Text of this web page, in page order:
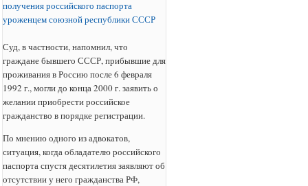
получения российского паспорта
уроженцем союзной республики СССР
Суд, в частности, напомнил, что
граждане бывшего СССР, прибывшие для
проживания в Россию после 6 февраля
1992 г., могли до конца 2000 г. заявить о
желании приобрести российское
гражданство в порядке регистрации.
По мнению одного из адвокатов,
ситуация, когда обладателю российского
паспорта спустя десятилетия заявляют об
отсутствии у него гражданства РФ,